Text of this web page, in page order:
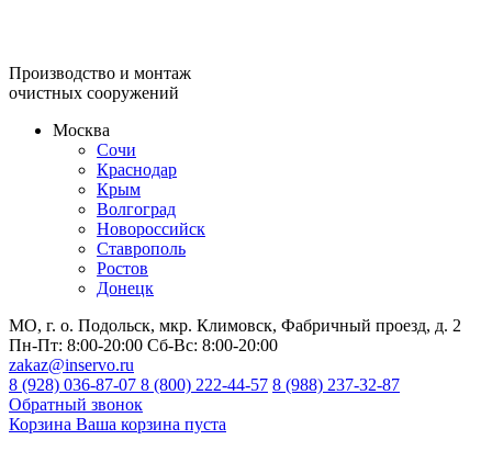
Производство и монтаж
очистных сооружений
Москва
Сочи
Краснодар
Крым
Волгоград
Новороссийск
Ставрополь
Ростов
Донецк
МО, г. о. Подольск, мкр. Климовск, Фабричный проезд, д. 2
Пн-Пт: 8:00-20:00 Сб-Вс: 8:00-20:00
zakaz@inservo.ru
8 (928) 036-87-07 8 (800) 222-44-57 8 (988) 237-32-87
Обратный звонок
Корзина Ваша корзина пуста